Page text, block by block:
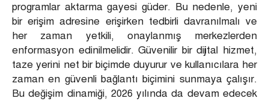
programlar aktarma gayesi güder. Bu nedenle, yeni
bir erişim adresine erişirken tedbirli davranılmalı ve
her zaman yetkili, onaylanmış merkezlerden
enformasyon edinilmelidir. Güvenilir bir dijital hizmet,
taze yerini net bir biçimde duyurur ve kullanıcılara her
zaman en güvenli bağlantı biçimini sunmaya çalışır.
Bu değişim dinamiği, 2026 yılında da devam edecek